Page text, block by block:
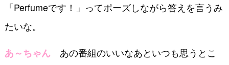
「Perfumeです！」ってポーズしながら答えを言うみ
たいな。
あ～ちゃん あの番組のいいなあといつも思うとこ